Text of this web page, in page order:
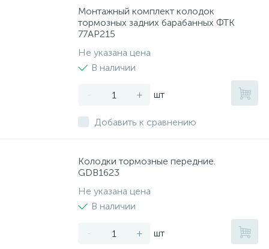
Монтажный комплект колодок
тормозных задних барабанных ФТК
77AP215
Не указана цена
В наличии
- + шт
Добавить к сравнению
Колодки тормозные передние.
GDB1623
Не указана цена
В наличии
- + шт